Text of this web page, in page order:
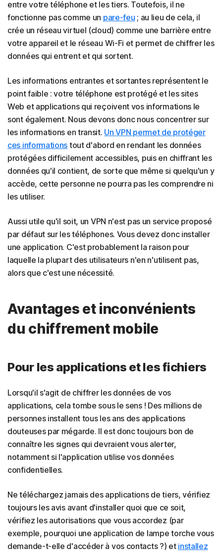
entre votre téléphone et les tiers. Toutefois, il ne
fonctionne pas comme un pare-feu ; au lieu de cela, il
crée un réseau virtuel (cloud) comme une barrière entre
votre appareil et le réseau Wi-Fi et permet de chiffrer les
données qui entrent et qui sortent.
Les informations entrantes et sortantes représentent le
point faible : votre téléphone est protégé et les sites
Web et applications qui reçoivent vos informations le
sont également. Nous devons donc nous concentrer sur
les informations en transit. Un VPN permet de protéger
ces informations tout d'abord en rendant les données
protégées difficilement accessibles, puis en chiffrant les
données qu'il contient, de sorte que même si quelqu'un y
accède, cette personne ne pourra pas les comprendre ni
les utiliser.
Aussi utile qu'il soit, un VPN n'est pas un service proposé
par défaut sur les téléphones. Vous devez donc installer
une application. C'est probablement la raison pour
laquelle la plupart des utilisateurs n'en n'utilisent pas,
alors que c'est une nécessité.
Avantages et inconvénients
du chiffrement mobile
Pour les applications et les fichiers
Lorsqu'il s'agit de chiffrer les données de vos
applications, cela tombe sous le sens ! Des millions de
personnes installent tous les ans des applications
douteuses par mégarde. Il est donc toujours bon de
connaître les signes qui devraient vous alerter,
notamment si l'application utilise vos données
confidentielles.
Ne téléchargez jamais des applications de tiers, vérifiez
toujours les avis avant d'installer quoi que ce soit,
vérifiez les autorisations que vous accordez (par
exemple, pourquoi une application de lampe torche vous
demande-t-elle d'accéder à vos contacts ?) et installez